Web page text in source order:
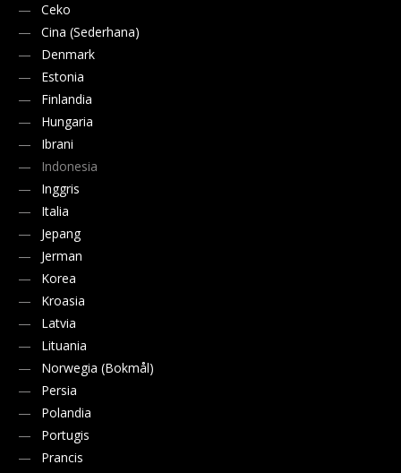
Ceko
Cina (Sederhana)
Denmark
Estonia
Finlandia
Hungaria
Ibrani
Indonesia
Inggris
Italia
Jepang
Jerman
Korea
Kroasia
Latvia
Lituania
Norwegia (Bokmål)
Persia
Polandia
Portugis
Prancis